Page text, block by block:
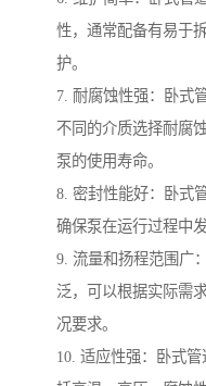
性，通常配备有易于
护。
7. 耐腐蚀性强：卧式
不同的介质选择耐腐
泵的使用寿命。
8. 密封性能好：卧式
确保泵在运行过程中
9. 流量和扬程范围广
泛，可以根据实际需
况要求。
10. 适应性强：卧式